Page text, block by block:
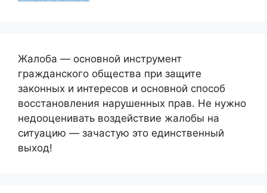
Жалоба — основной инструмент
гражданского общества при защите
законных и интересов и основной способ
восстановления нарушенных прав. Не нужно
недооценивать воздействие жалобы на
ситуацию — зачастую это единственный
выход!